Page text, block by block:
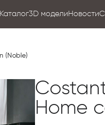
Каталог3D моделиНовости
(Noble)
Home